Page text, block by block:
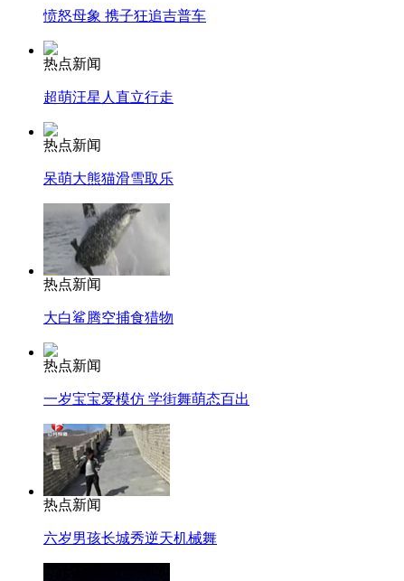
愤怒母象 携子狂追吉普车
热点新闻
超萌汪星人直立行走
热点新闻
呆萌大熊猫滑雪取乐
热点新闻
大白鲨腾空捕食猎物
热点新闻
一岁宝宝爱模仿 学街舞萌态百出
热点新闻
六岁男孩长城秀逆天机械舞